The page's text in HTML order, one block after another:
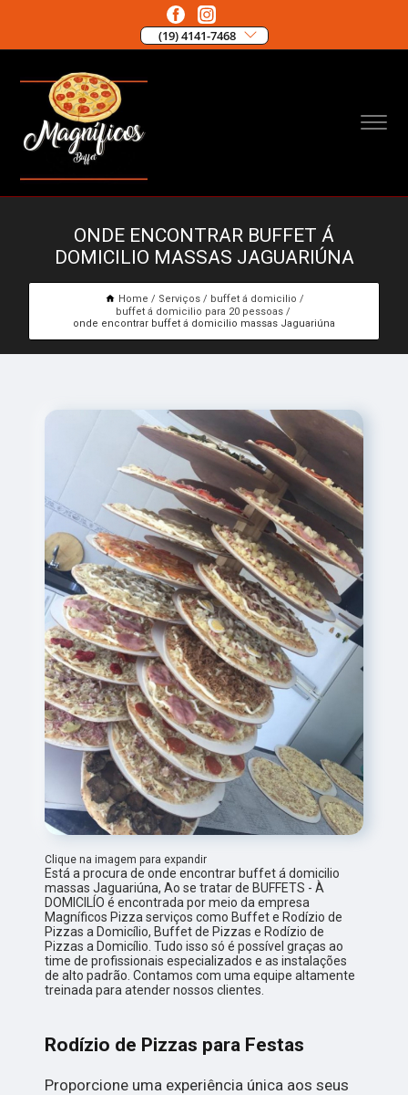
(19) 4141-7468
ONDE ENCONTRAR BUFFET Á
DOMICILIO MASSAS JAGUARIÚNA
Home Serviços
buffet á domicilio
buffet á domicilio para 20 pessoas
onde encontrar buffet á domicilio massas Jaguariúna
Clique na imagem para expandir
Está a procura de onde encontrar buffet á domicilio
massas Jaguariúna, Ao se tratar de BUFFETS - À
DOMICILÍO é encontrada por meio da empresa
Magníficos Pizza serviços como Buffet e Rodízio de
Pizzas a Domicílio, Buffet de Pizzas e Rodízio de
Pizzas a Domicílio. Tudo isso só é possível graças ao
time de profissionais especializados e as instalações
de alto padrão. Contamos com uma equipe altamente
treinada para atender nossos clientes.
Rodízio de Pizzas para Festas
Proporcione uma experiência única aos seus